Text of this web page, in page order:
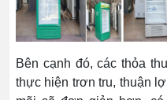
Bên cạnh đó, các thỏa
thực hiện trơn tru, thuận